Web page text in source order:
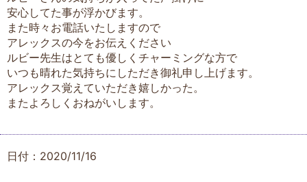
安心してた事が浮かびます。
また時々お電話いたしますので
アレックスの今をお伝えください
ルビー先生はとても優しくチャーミングな方で
いつも晴れた気持ちにしただき御礼申し上げます。
アレックス覚えていただき嬉しかった。
またよろしくおねがいします。
日付：2020/11/16